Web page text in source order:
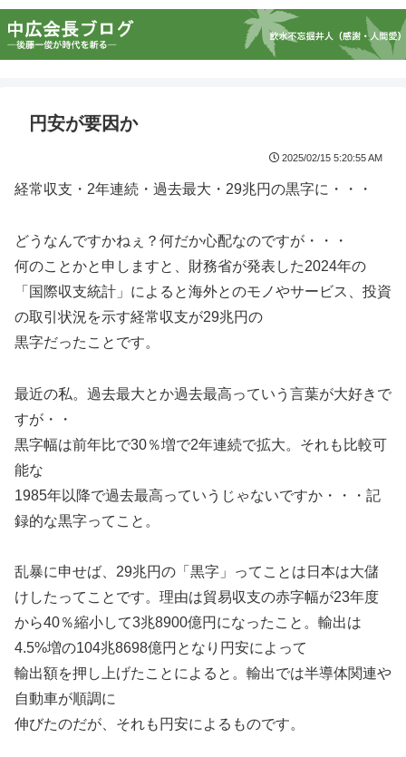
円安が要因か
2025/02/15 5:20:55 AM
経常収支・2年連続・過去最大・29兆円の黒字に・・・
どうなんですかねぇ？何だか心配なのですが・・・
何のことかと申しますと、財務省が発表した2024年の
「国際収支統計」によると海外とのモノやサービス、投資
の取引状況を示す経常収支が29兆円の
黒字だったことです。
最近の私。過去最大とか過去最高っていう言葉が大好きで
すが・・
黒字幅は前年比で30％増で2年連続で拡大。それも比較可
能な
1985年以降で過去最高っていうじゃないですか・・・記
録的な黒字ってこと。
乱暴に申せば、29兆円の「黒字」ってことは日本は大儲
けしたってことです。理由は貿易収支の赤字幅が23年度
から40％縮小して3兆8900億円になったこと。輸出は
4.5%増の104兆8698億円となり円安によって
輸出額を押し上げたことによると。輸出では半導体関連や
自動車が順調に
伸びたのだが、それも円安によるものです。